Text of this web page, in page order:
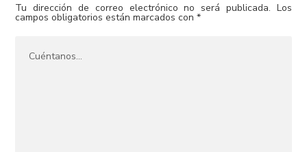
Tu dirección de correo electrónico no será publicada. Los
campos obligatorios están marcados con*